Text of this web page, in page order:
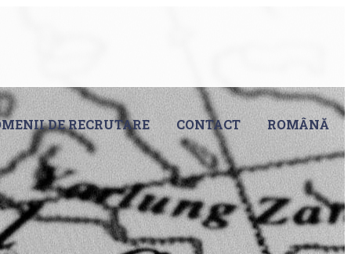
DE RECRUTARE CONTACT ROMÂNĂ